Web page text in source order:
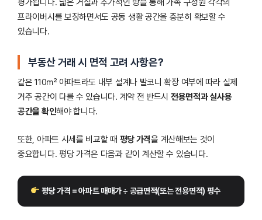
평가됩니다. 넓은 거실과 추가적인 방을 통해 가족 구성원 각각의
프라이버시를 보장하면서도 공동 생활 공간을 충분히 확보할 수
있습니다.
부동산 거래 시 면적 고려 사항은?
같은 110㎡ 아파트라도 내부 설계나 발코니 확장 여부에 따라 실제
거주 공간이 다를 수 있습니다. 계약 전 반드시 전용면적과 실사용
공간을 확인해야 합니다.
또한, 아파트 시세를 비교할 때 평당 가격을 계산해보는 것이
중요합니다. 평당 가격은 다음과 같이 계산할 수 있습니다.
평당 가격 = 아파트 매매가 ÷ 공급면적(또는 전용면적) 평수